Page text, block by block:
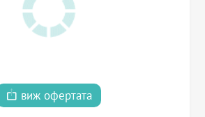
виж офертата